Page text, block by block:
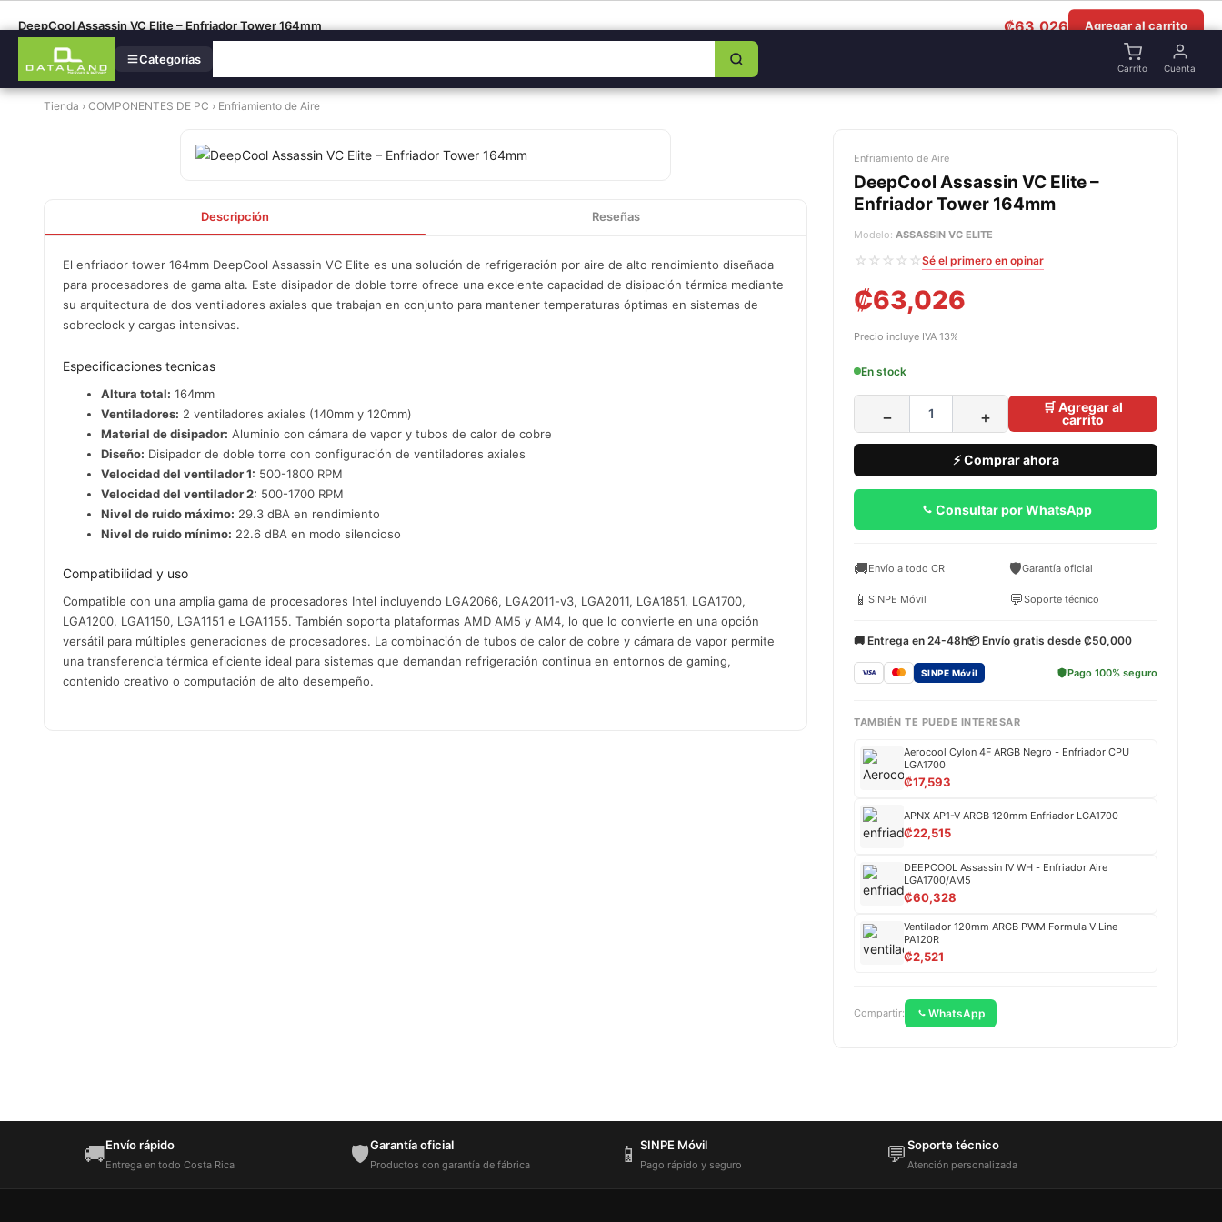
Categorías
Carrito Cuenta
DeepCool Assassin VC Elite – Enfriador Tower 164mm ₡63,026 Agregar al carrito
Tienda › COMPONENTES DE PC › Enfriamiento de Aire
Descripción Reseñas
El enfriador tower 164mm DeepCool Assassin VC Elite es una solución de refrigeración por aire de alto rendimiento diseñada
para procesadores de gama alta. Este disipador de doble torre ofrece una excelente capacidad de disipación térmica mediante
su arquitectura de dos ventiladores axiales que trabajan en conjunto para mantener temperaturas óptimas en sistemas de
sobreclock y cargas intensivas.
Especificaciones tecnicas
Altura total: 164mm
Ventiladores: 2 ventiladores axiales (140mm y 120mm)
Material de disipador: Aluminio con cámara de vapor y tubos de calor de cobre
Diseño: Disipador de doble torre con configuración de ventiladores axiales
Velocidad del ventilador 1: 500-1800 RPM
Velocidad del ventilador 2: 500-1700 RPM
Nivel de ruido máximo: 29.3 dBA en rendimiento
Nivel de ruido mínimo: 22.6 dBA en modo silencioso
Compatibilidad y uso
Compatible con una amplia gama de procesadores Intel incluyendo LGA2066, LGA2011-v3, LGA2011, LGA1851, LGA1700,
LGA1200, LGA1150, LGA1151 e LGA1155. También soporta plataformas AMD AM5 y AM4, lo que lo convierte en una opción
versátil para múltiples generaciones de procesadores. La combinación de tubos de calor de cobre y cámara de vapor permite
una transferencia térmica eficiente ideal para sistemas que demandan refrigeración continua en entornos de gaming,
contenido creativo o computación de alto desempeño.
Enfriamiento de Aire
DeepCool Assassin VC Elite –
Enfriador Tower 164mm
Modelo: ASSASSIN VC ELITE
☆☆☆☆☆Sé el primero en opinar
₡63,026
Precio incluye IVA 13%
En stock
− +
🛒 Agregar al
carrito
⚡ Comprar ahora
Consultar por WhatsApp
🚚Envío a todo CR 🛡️Garantía oficial
📱 SINPE Móvil 💬Soporte técnico
🚚 Entrega en 24-48h📦 Envío gratis desde ₡50,000
SINPE Móvil Pago 100% seguro
TAMBIÉN TE PUEDE INTERESAR
Aerocool Cylon 4F ARGB Negro - Enfriador CPU
LGA1700
₡17,593
APNX AP1-V ARGB 120mm Enfriador LGA1700
₡22,515
DEEPCOOL Assassin IV WH - Enfriador Aire
LGA1700/AM5
₡60,328
Ventilador 120mm ARGB PWM Formula V Line
PA120R
₡2,521
Compartir: WhatsApp
🚚Envío rápido
Entrega en todo Costa Rica 🛡️Garantía oficial
Productos con garantía de fábrica 📱 SINPE Móvil
Pago rápido y seguro 💬Soporte técnico
Atención personalizada